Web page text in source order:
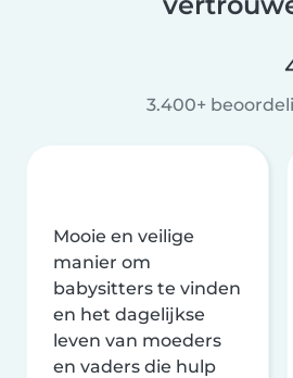
3.400+
Mooie en veilige
manier om
babysitters te vinden
en het dagelijkse
leven van moeders
en vaders die hulp